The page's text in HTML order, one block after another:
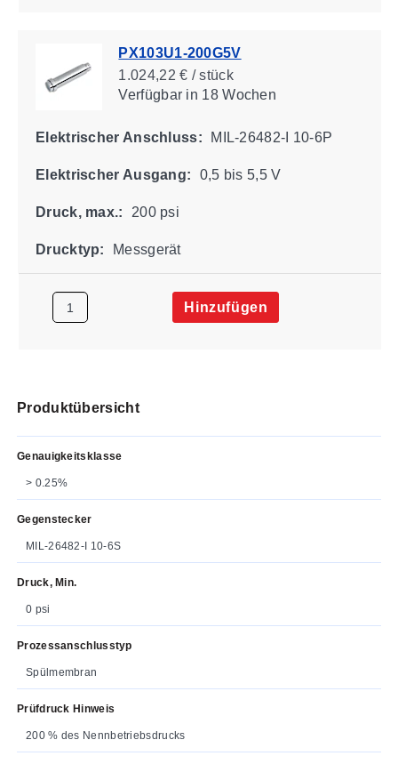
PX103U1-200G5V
1.024,22 € / stück
Verfügbarin 18 Wochen
Elektrischer Anschluss: MIL-26482-I 10-6P
Elektrischer Ausgang: 0,5 bis 5,5 V
Druck, max.: 200 psi
Drucktyp: Messgerät
Hinzufügen
Produktübersicht
Genauigkeitsklasse
> 0.25%
Gegenstecker
MIL-26482-I 10-6S
Druck, Min.
0 psi
Prozessanschlusstyp
Spülmembran
Prüfdruck Hinweis
200 % des Nennbetriebsdrucks